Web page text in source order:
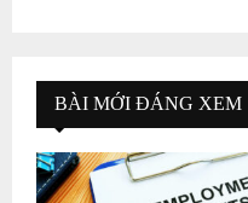
BÀI MỚI ĐÁNG XEM